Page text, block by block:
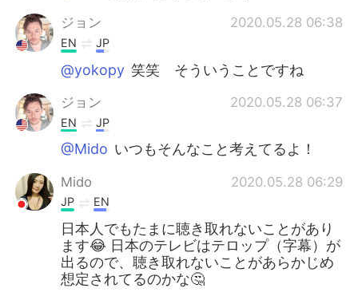
ジョン 2020.05.28 06:38
EN JP
@yokopy 笑笑 そういうことですね
ジョン 2020.05.28 06:37
EN JP
@Mido いつもそんなこと考えてるよ！
Mido 2020.05.28 06:29
JP EN
日本人でもたまに聴き取れないことがあり
ます😂 日本のテレビはテロップ（字幕）が
出るので、聴き取れないことがあらかじめ
想定されてるのかな🤔